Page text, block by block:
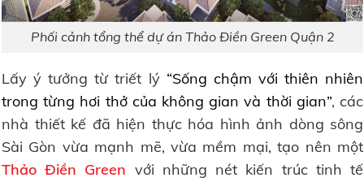
Phối cảnh tổng thể dự án Thảo Điền Green Quận 2
Lấy ý tưởng từ triết lý “Sống chậm với thiên nhiên
trong từng hơi thở của không gian và thời gian”, các
nhà thiết kế đã hiện thực hóa hình ảnh dòng sông
Sài Gòn vừa mạnh mẽ, vừa mềm mại, tạo nên một
Thảo Điền Green với những nét kiến trúc tinh tế